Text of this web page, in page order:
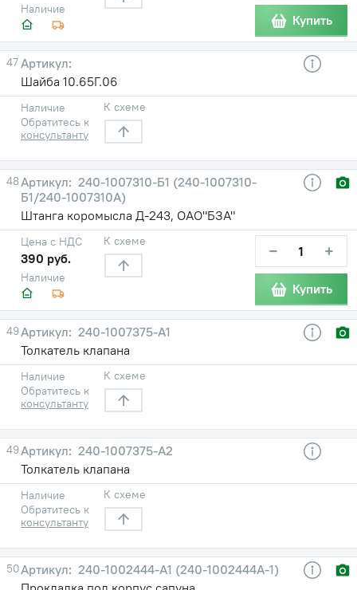
Наличие
Купить
47
Шайба 10.65Г.06
Наличие
Обратитесь к
консультанту
К схеме
48
240-1007310-Б1 (240-1007310-
Б1/240-1007310А)
Штанга коромысла Д-243, ОАО"БЗА"
Наличие
Цена с НДС
390 руб.
К схеме − +
Купить
49
240-1007375-А1
Толкатель клапана
Наличие
Обратитесь к
консультанту
К схеме
49
240-1007375-А2
Толкатель клапана
Наличие
Обратитесь к
консультанту
К схеме
50
240-1002444-А1 (240-1002444А-1)